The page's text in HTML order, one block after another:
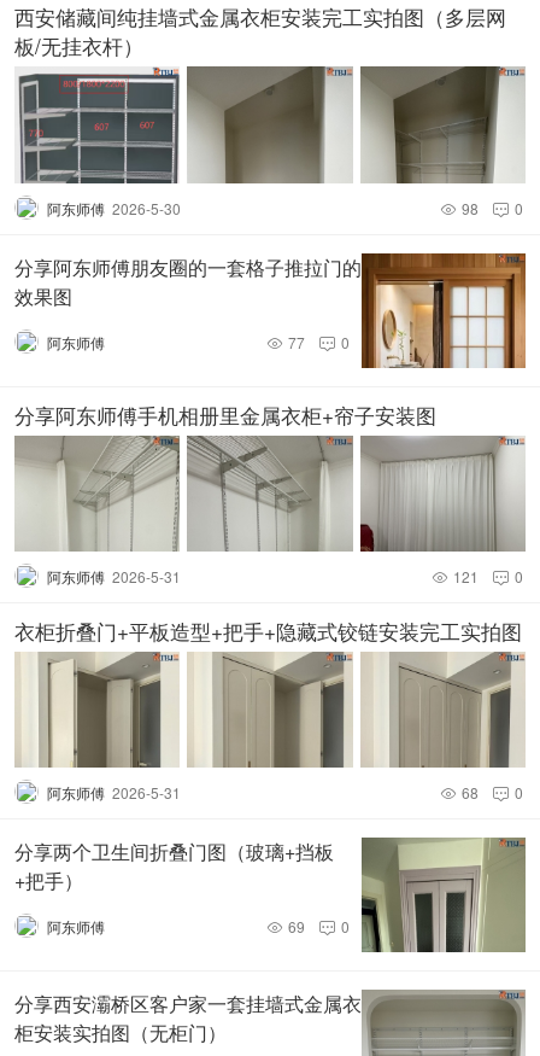
西安储藏间纯挂墙式金属衣柜安装完工实拍图（多层网
板/无挂衣杆）
阿东师傅 2026-5-30  0
 98
分享阿东师傅朋友圈的一套格子推拉门的
效果图
阿东师傅  0
 77
分享阿东师傅手机相册里金属衣柜+帘子安装图
阿东师傅 2026-5-31  0
 121
衣柜折叠门+平板造型+把手+隐藏式铰链安装完工实拍图
阿东师傅 2026-5-31  0
 68
分享两个卫生间折叠门图（玻璃+挡板
+把手）
阿东师傅  0
 69
分享西安灞桥区客户家一套挂墙式金属衣
柜安装实拍图（无柜门）